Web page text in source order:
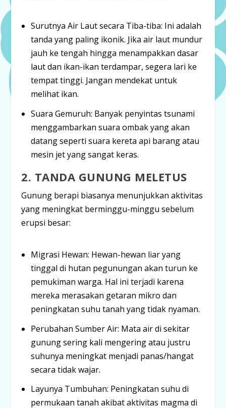
Surutnya Air Laut secara Tiba-tiba: Ini adalah
tanda yang paling ikonik. Jika air laut mundur
jauh ke tengah hingga menampakkan dasar
laut dan ikan-ikan terdampar, segera lari ke
tempat tinggi. Jangan mendekat untuk
melihat ikan.
Suara Gemuruh: Banyak penyintas tsunami
menggambarkan suara ombak yang akan
datang seperti suara kereta api barang atau
mesin jet yang sangat keras.
2. TANDA GUNUNG MELETUS
Gunung berapi biasanya menunjukkan aktivitas
yang meningkat berminggu-minggu sebelum
erupsi besar:
Migrasi Hewan: Hewan-hewan liar yang
tinggal di hutan pegunungan akan turun ke
pemukiman warga. Hal ini terjadi karena
mereka merasakan getaran mikro dan
peningkatan suhu tanah yang tidak nyaman.
Perubahan Sumber Air: Mata air di sekitar
gunung sering kali mengering atau justru
suhunya meningkat menjadi panas/hangat
secara tidak wajar.
Layunya Tumbuhan: Peningkatan suhu di
permukaan tanah akibat aktivitas magma di